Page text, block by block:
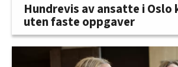
Hundrevis av ansatte i Oslo
uten faste oppgaver